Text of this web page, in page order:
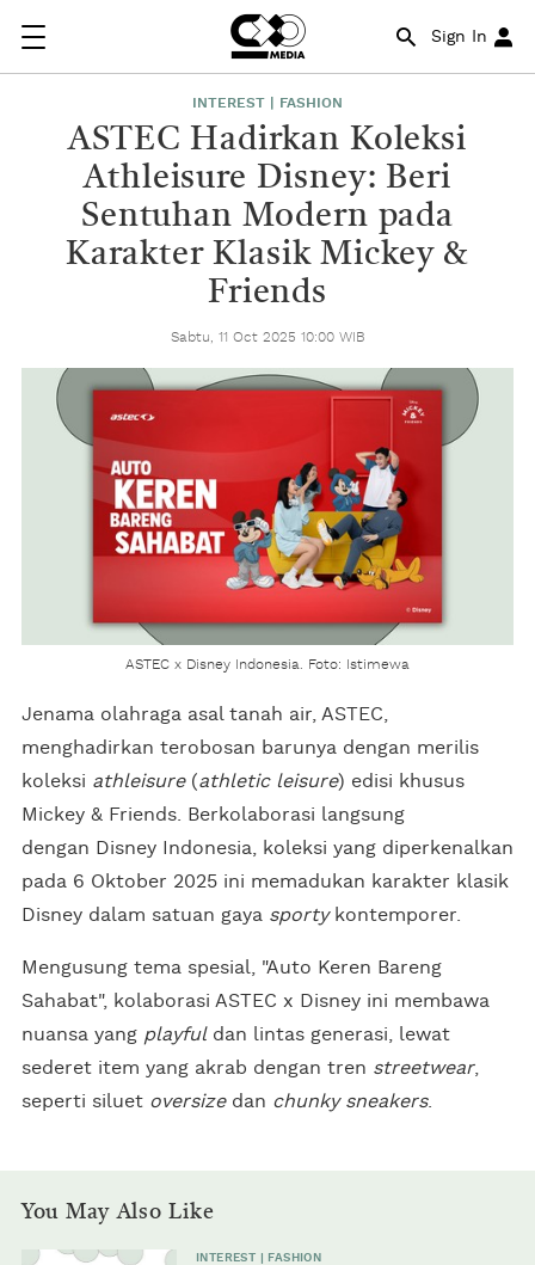
Sign In
INTEREST | FASHION
ASTEC Hadirkan Koleksi
Athleisure Disney: Beri
Sentuhan Modern pada
Karakter Klasik Mickey &
Friends
Sabtu, 11 Oct 2025 10:00 WIB
ASTEC x Disney Indonesia. Foto: Istimewa
Jenama olahraga asal tanah air, ASTEC,
menghadirkan terobosan barunya dengan merilis
koleksi athleisure(athletic leisure) edisi khusus
Mickey & Friends. Berkolaborasi langsung
dengan Disney Indonesia, koleksi yang diperkenalkan
pada 6 Oktober 2025 ini memadukan karakter klasik
Disney dalam satuan gaya sportykontemporer.
Mengusung tema spesial, "Auto Keren Bareng
Sahabat", kolaborasi ASTEC x Disney ini membawa
nuansa yang playfuldan lintas generasi, lewat
sederet item yang akrab dengan tren streetwear,
seperti siluet oversizedan chunky sneakers.
You May Also Like
INTEREST | FASHION